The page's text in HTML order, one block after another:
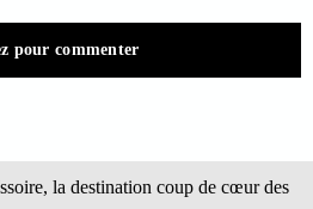
pour commenter
la destination coup de cœur des